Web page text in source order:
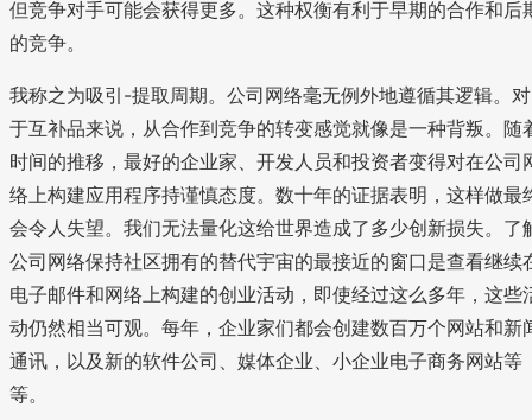
但竞争对手可能会获得更多。这种权衡有利于早期的合作和后
的竞争。
我称之为吸引-提取周期。公司网络毫无例外地遵循其逻辑。对
于互补品来说，从合作到竞争的转变感觉就像是一种背叛。随
时间的推移，最好的企业家、开发人员和投资者变得对在公司
络上构建应用程序持谨慎态度。数十年的证据表明，这样做最
会令人失望。我们无法量化这给世界造成了多少创新损失。了
公司网络保持社区拥有的替代宇宙的最接近的窗口是查看继续
电子邮件和网络上构建的创业活动，即使经过这么多年，这些
动仍然相当可观。每年，企业家们都会创建数百万个网站和新
通讯，以及新的软件公司、媒体企业、小企业电子商务网站等
等。